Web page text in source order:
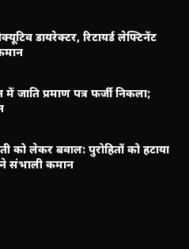
डायरेक्टर, रिटायर्ड लेफ्टिनेंट
जाति प्रमाण पत्र फर्जी निकला;
को लेकर बवाल: पुरोहितों को हटाया
संभाली कमान